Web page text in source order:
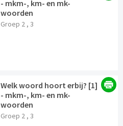
- mkm-, km- en mk-
woorden
Groep 2 , 3
Welk woord hoort erbij? [1]
- mkm-, km- en mk-
woorden
Groep 2 , 3